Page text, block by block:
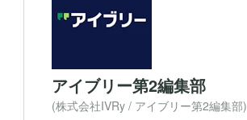
アイブリー第2編集部
(株式会社IVRy / アイブリー第2編集部)